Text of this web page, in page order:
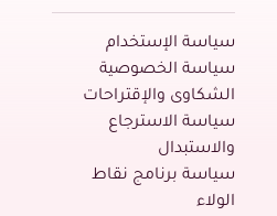
سياسة الإستخدام
سياسة الخصوصية
الشكاوى والإقتراحات
سياسة الاسترجاع
والاستبدال
سياسة برنامج نقاط
الولاء